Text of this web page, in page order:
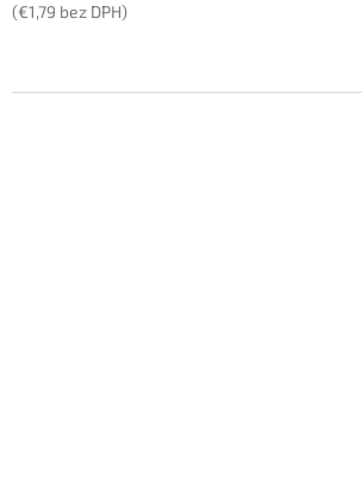
(€1,79 bez DPH)